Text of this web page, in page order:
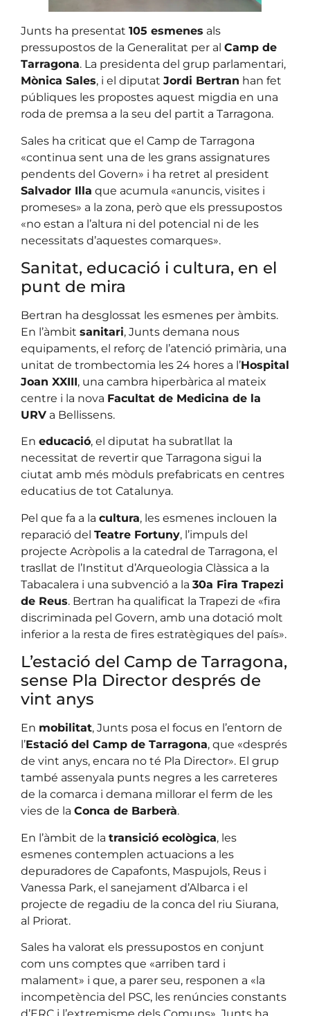
Junts ha presentat 105 esmenes als
pressupostos de la Generalitat per al Camp de
Tarragona. La presidenta del grup parlamentari,
Mònica Sales, i el diputat Jordi Bertran han fet
públiques les propostes aquest migdia en una
roda de premsa a la seu del partit a Tarragona.
Sales ha criticat que el Camp de Tarragona
«continua sent una de les grans assignatures
pendents del Govern» i ha retret al president
Salvador Illa que acumula «anuncis, visites i
promeses» a la zona, però que els pressupostos
«no estan a l’altura ni del potencial ni de les
necessitats d’aquestes comarques».
Sanitat, educació i cultura, en el
punt de mira
Bertran ha desglossat les esmenes per àmbits.
En l’àmbit sanitari, Junts demana nous
equipaments, el reforç de l’atenció primària, una
unitat de trombectomia les 24 hores a l’Hospital
Joan XXIII, una cambra hiperbàrica al mateix
centre i la nova Facultat de Medicina de la
URV a Bellissens.
En educació, el diputat ha subratllat la
necessitat de revertir que Tarragona sigui la
ciutat amb més mòduls prefabricats en centres
educatius de tot Catalunya.
Pel que fa a la cultura, les esmenes inclouen la
reparació del Teatre Fortuny, l’impuls del
projecte Acròpolis a la catedral de Tarragona, el
trasllat de l’Institut d’Arqueologia Clàssica a la
Tabacalera i una subvenció a la 30a Fira Trapezi
de Reus. Bertran ha qualificat la Trapezi de «fira
discriminada pel Govern, amb una dotació molt
inferior a la resta de fires estratègiques del país».
L’estació del Camp de Tarragona,
sense Pla Director després de
vint anys
En mobilitat, Junts posa el focus en l’entorn de
l’Estació del Camp de Tarragona, que «després
de vint anys, encara no té Pla Director». El grup
també assenyala punts negres a les carreteres
de la comarca i demana millorar el ferm de les
vies de la Conca de Barberà.
En l’àmbit de la transició ecològica, les
esmenes contemplen actuacions a les
depuradores de Capafonts, Maspujols, Reus i
Vanessa Park, el sanejament d’Albarca i el
projecte de regadiu de la conca del riu Siurana,
al Priorat.
Sales ha valorat els pressupostos en conjunt
com uns comptes que «arriben tard i
malament» i que, a parer seu, responen a «la
incompetència del PSC, les renúncies constants